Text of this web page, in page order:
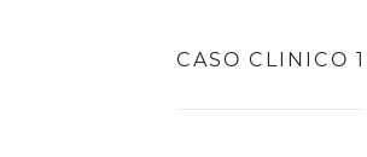
CASO CLINICO 1